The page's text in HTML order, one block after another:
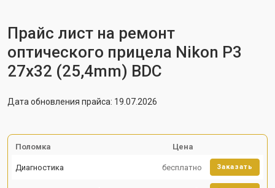
Прайс лист на ремонт
оптического прицела Nikon P3
27x32 (25,4mm) BDC
Дата обновления прайса: 19.07.2026
Поломка Цена
Диагностика бесплатно Заказать